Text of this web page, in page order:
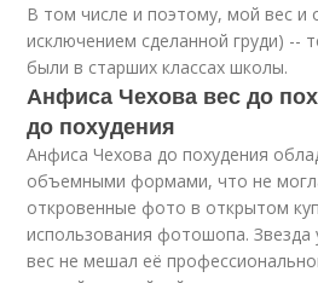
В том числе и поэтому, мой вес и
исключением сделанной груди) --
были в старших классах школы.
Анфиса Чехова вес до
до похудения
Анфиса Чехова до похудения
объемными формами, что не
откровенные фото в открытом
использования фотошопа. Звезда
вес не мешал её